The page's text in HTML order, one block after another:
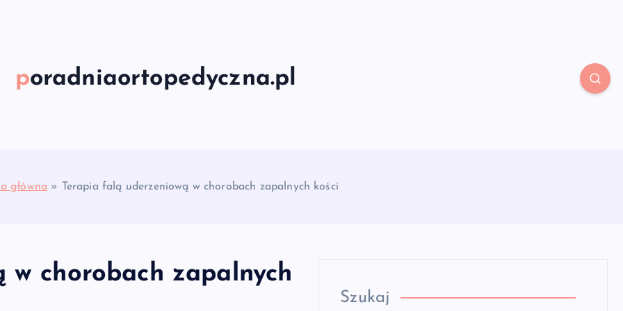
poradniaortopedyczna.pl
główna » Terapia falą uderzeniową w chorobach zapalnych kości
chorobach zapalnych
Szukaj